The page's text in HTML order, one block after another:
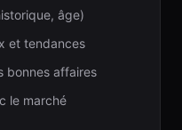
âge)
et tendances
bonnes affaires
le marché